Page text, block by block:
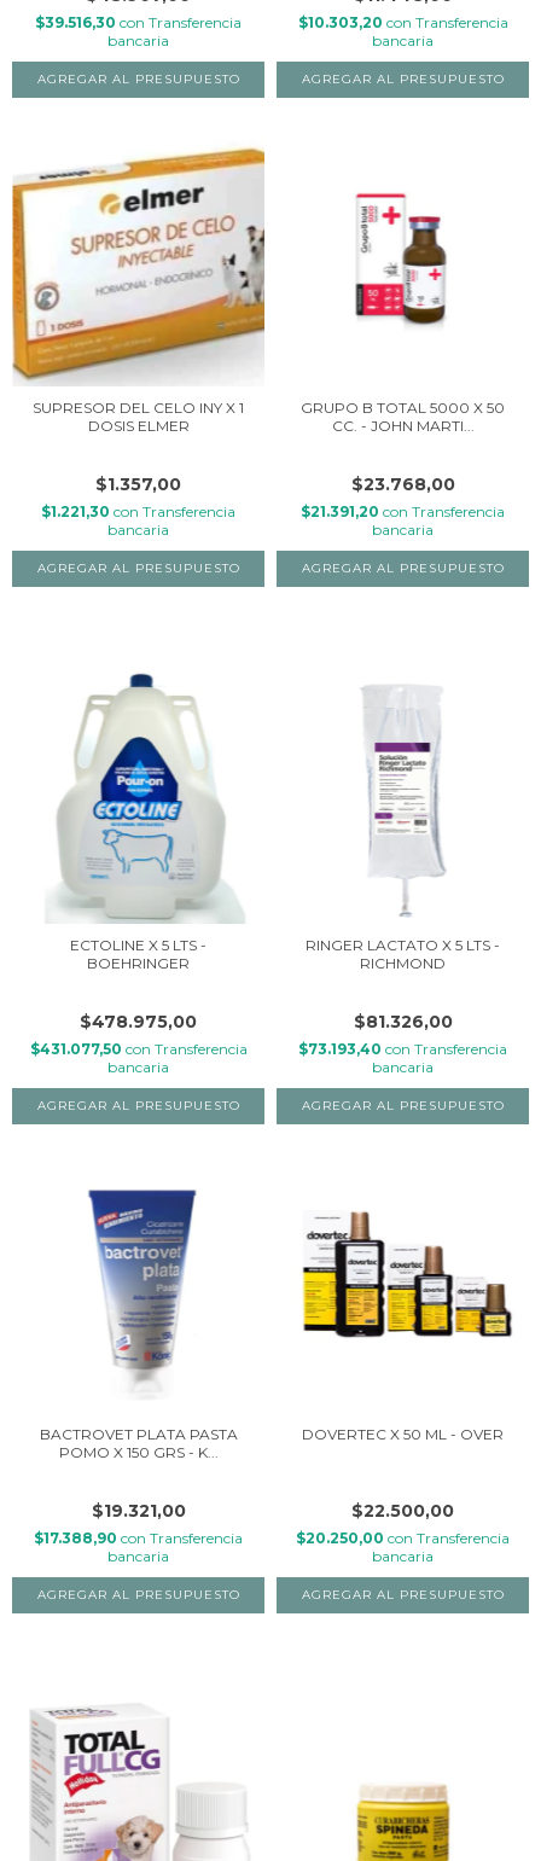
$39.516,30 con Transferencia
bancaria
$10.303,20 con Transferencia
bancaria
SUPRESOR DEL CELO INY X 1
DOSIS ELMER
$1.357,00
$1.221,30 con Transferencia
bancaria
GRUPO B TOTAL 5000 X 50
CC. - JOHN MARTI...
$23.768,00
$21.391,20 con Transferencia
bancaria
ECTOLINE X 5 LTS -
BOEHRINGER
$478.975,00
$431.077,50 con Transferencia
bancaria
RINGER LACTATO X 5 LTS -
RICHMOND
$81.326,00
$73.193,40 con Transferencia
bancaria
BACTROVET PLATA PASTA
POMO X 150 GRS - K...
$19.321,00
$17.388,90 con Transferencia
bancaria
DOVERTEC X 50 ML - OVER
$22.500,00
$20.250,00 con Transferencia
bancaria